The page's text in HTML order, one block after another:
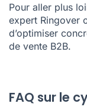
Pour aller plus
expert Ringover
d’optimiser
de vente B2B.
FAQ sur le